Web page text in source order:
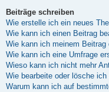
Beiträge schreiben
Wie erstelle ich ein neues
Wie kann ich einen Beitrag
Wie kann ich meinem Beitrag
Wie kann ich eine Umfrage
Wieso kann ich nicht mehr
Wie bearbeite oder lösche ich
Warum kann ich auf